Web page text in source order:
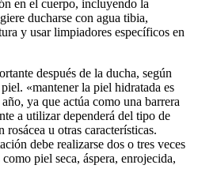
en el cuerpo, incluyendo la
ducharse con agua tibia,
y usar limpiadores específicos en
después de la ducha, según
«mantener la piel hidratada es
ya que actúa como una barrera
a utilizar dependerá del tipo de
rosácea u otras características.
debe realizarse dos o tres veces
piel seca, áspera, enrojecida,